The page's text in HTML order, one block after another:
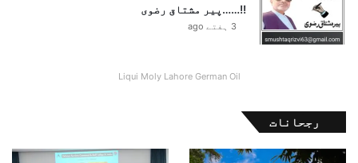
!!……پیر مشتاق رضوی
3 ہفتے ago
Liqui Moly Lahore German Oil
رجحانات